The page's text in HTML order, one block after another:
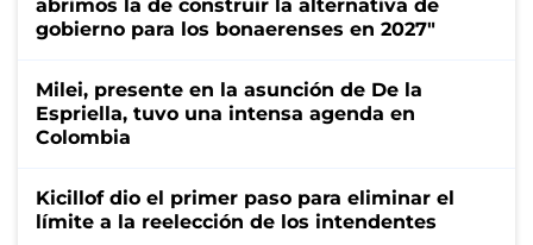
abrimos la de construir la alternativa de
gobierno para los bonaerenses en 2027"
Milei, presente en la asunción de De la
Espriella, tuvo una intensa agenda en
Colombia
Kicillof dio el primer paso para eliminar el
límite a la reelección de los intendentes